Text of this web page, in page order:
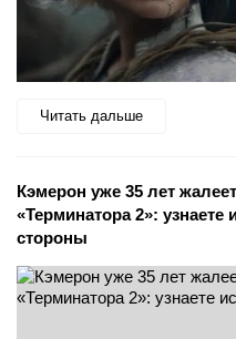
Читать дальше
Кэмерон уже 35 лет
«Терминатора 2»: узнаете
стороны